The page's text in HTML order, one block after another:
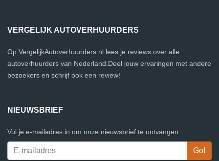
VERGELIJK AUTOVERHUURDERS
Op VergelijkAutoverhuurders.nl lees je reviews over alle
autoverhuurders van Nederland.Deel jouw ervaringen met andere
bezoekers en schrijf ook een review!
NIEUWSBRIEF
Vul je e-mailadres in om onze nieuwsbrief te ontvangen.